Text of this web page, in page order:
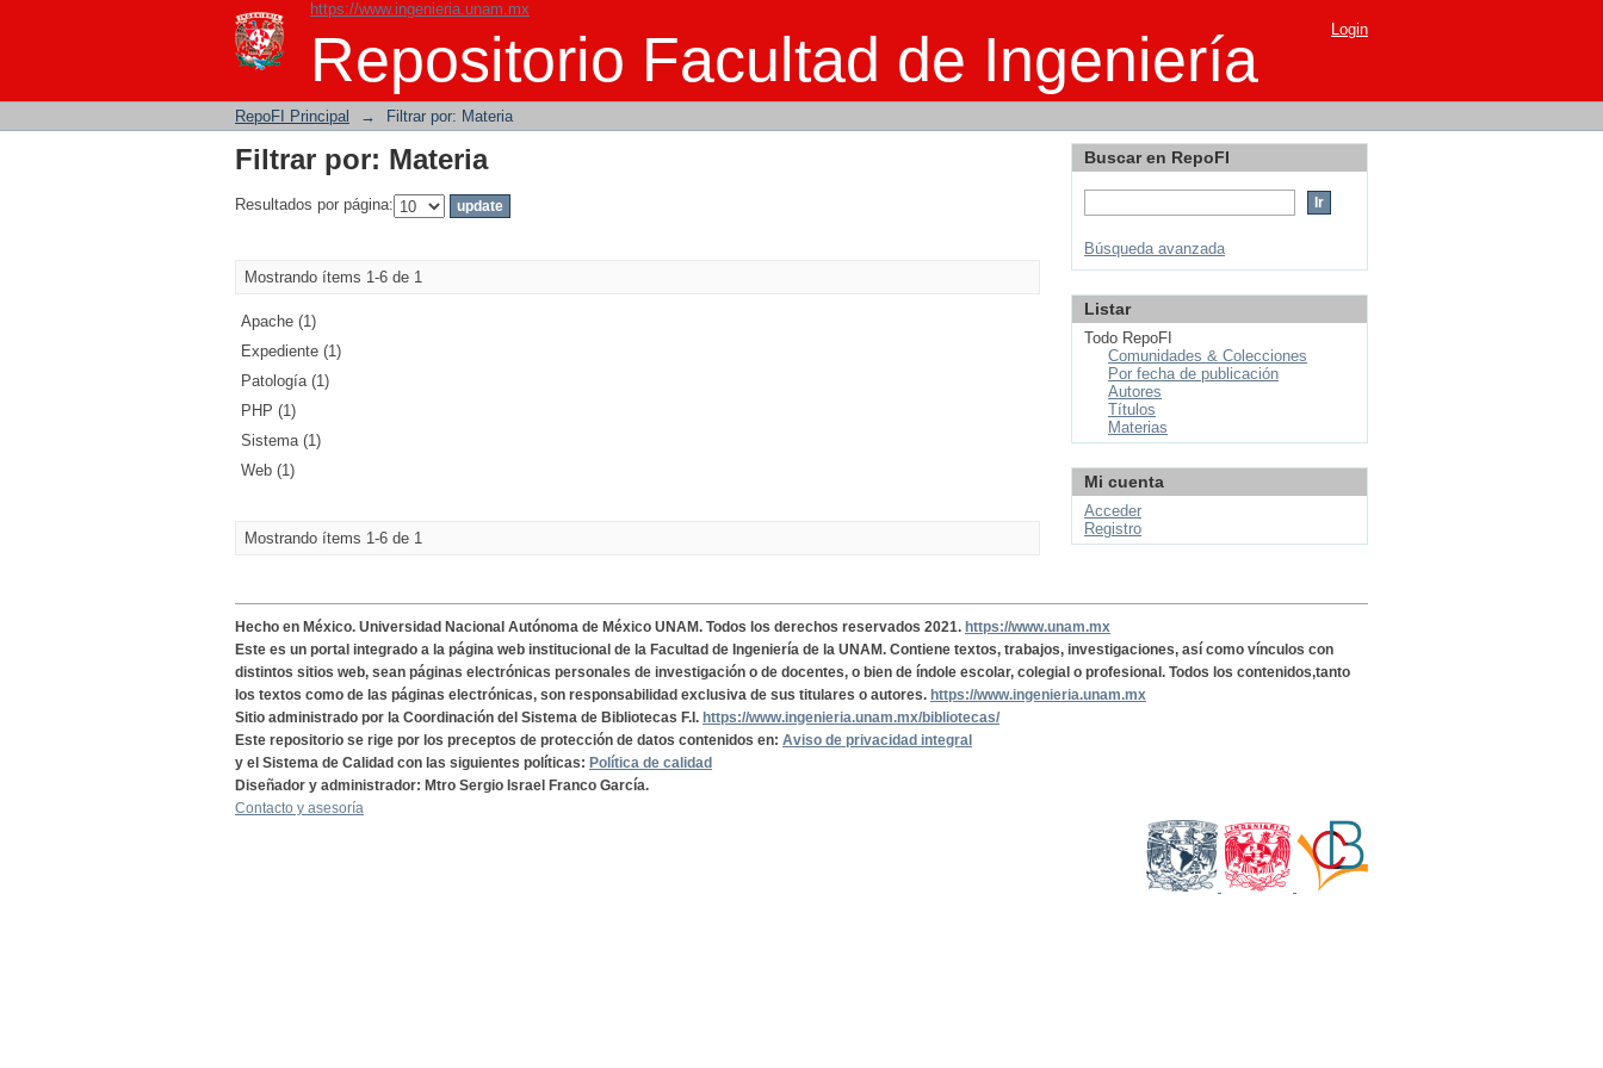
https://www.ingenieria.unam.mx
Repositorio Facultad de Ingeniería
Filtrar por: Materia Login
RepoFI Principal → Filtrar por: Materia
Filtrar por: Materia
Resultados por página:
Mostrando ítems 1-6 de 1
Apache (1)
Expediente (1)
Patología (1)
PHP (1)
Sistema (1)
Web (1)
Mostrando ítems 1-6 de 1
Buscar en RepoFI
Búsqueda avanzada
Listar
Todo RepoFI
Comunidades & Colecciones
Por fecha de publicación
Autores
Títulos
Materias
Mi cuenta
Acceder
Registro
Hecho en México. Universidad Nacional Autónoma de México UNAM. Todos los derechos reservados 2021. https://www.unam.mx
Este es un portal integrado a la página web institucional de la Facultad de Ingeniería de la UNAM. Contiene textos, trabajos, investigaciones, así como vínculos con
distintos sitios web, sean páginas electrónicas personales de investigación o de docentes, o bien de índole escolar, colegial o profesional. Todos los contenidos,tanto
los textos como de las páginas electrónicas, son responsabilidad exclusiva de sus titulares o autores. https://www.ingenieria.unam.mx
Sitio administrado por la Coordinación del Sistema de Bibliotecas F.I. https://www.ingenieria.unam.mx/bibliotecas/
Este repositorio se rige por los preceptos de protección de datos contenidos en: Aviso de privacidad integral
y el Sistema de Calidad con las siguientes políticas: Política de calidad
Diseñador y administrador: Mtro Sergio Israel Franco García.
Contacto y asesoría